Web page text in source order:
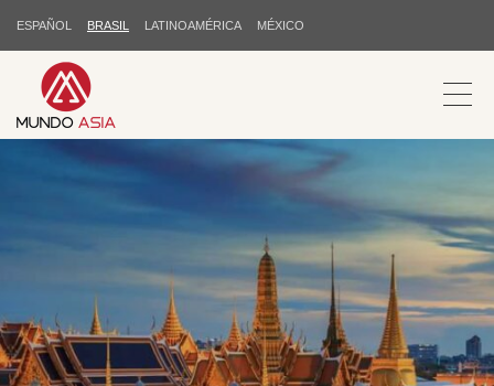
ESPAÑOL BRASIL LATINOAMÉRICA MÉXICO